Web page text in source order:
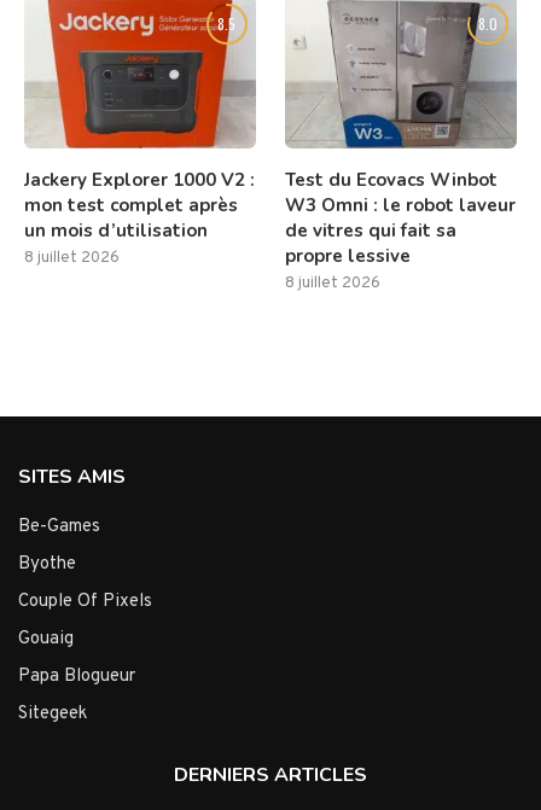
8.5
Jackery Explorer 1000 V2 :
mon test complet après
un mois d’utilisation
8 juillet 2026
8.0
Test du Ecovacs Winbot
W3 Omni : le robot laveur
de vitres qui fait sa
propre lessive
8 juillet 2026
SITES AMIS
Be-Games
Byothe
Couple Of Pixels
Gouaig
Papa Blogueur
Sitegeek
DERNIERS ARTICLES